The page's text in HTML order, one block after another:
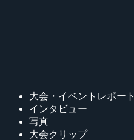
大会・イベントレポート
インタビュー
写真
大会クリップ